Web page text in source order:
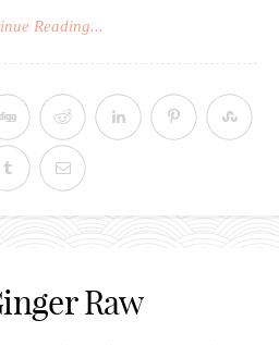
Reading...
Raw